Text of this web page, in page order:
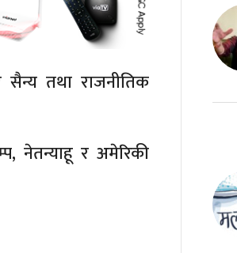
सैन्य तथा राजनीतिक
नेतन्याहू र अमेरिकी